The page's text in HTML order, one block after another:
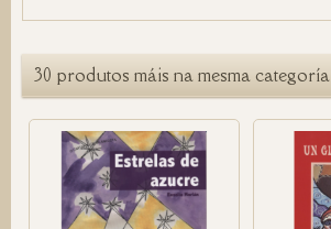
30 produtos máis na mesma categoría